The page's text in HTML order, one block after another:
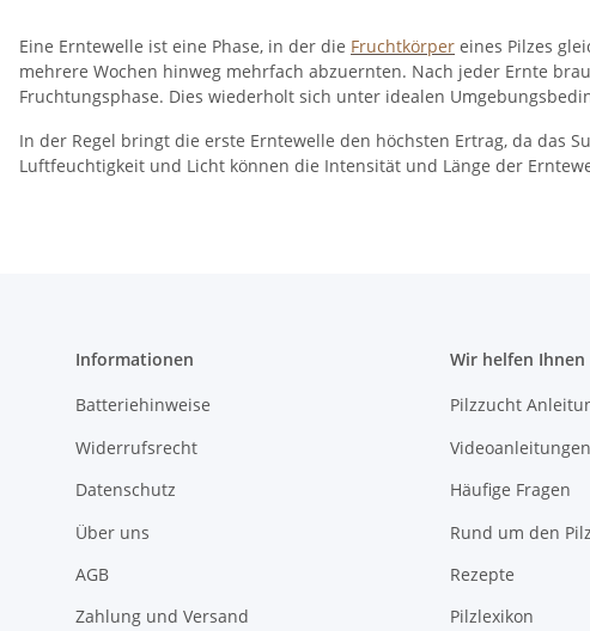
Eine Erntewelle ist eine Phase, in der die Fruchtkörper eines Pilzes
mehrere Wochen hinweg mehrfach abzuernten. Nach jeder Ernte
Fruchtungsphase. Dies wiederholt sich unter idealen
In der Regel bringt die erste Erntewelle den höchsten Ertrag, da das
Luftfeuchtigkeit und Licht können die Intensität und Länge der
Informationen
Batteriehinweise
Widerrufsrecht
Datenschutz
Über uns
AGB
Zahlung und Versand
Wir helfen Ihnen
Pilzzucht
Videoanleitungen
Häufige Fragen
Rund um den Pilz
Rezepte
Pilzlexikon